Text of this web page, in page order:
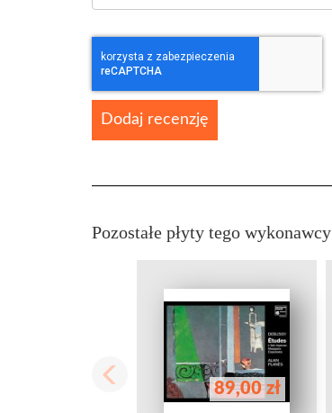
Dodaj recenzję
Pozostałe płyty tego wykonawcy
89,00 zł